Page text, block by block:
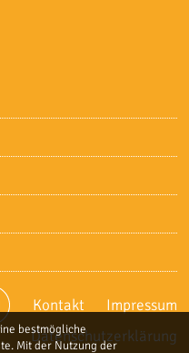
Kontakt
Impressum
Datenschutzerklärung
bestmögliche
Mit der Nutzung der